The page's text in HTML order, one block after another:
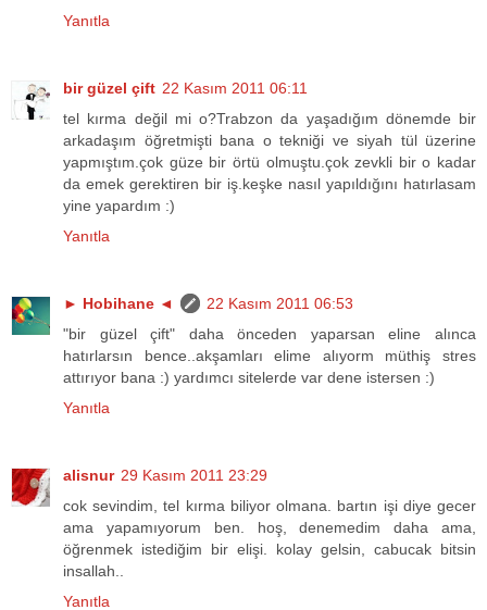
Yanıtla
bir güzel çift 22 Kasım 2011 06:11
tel kırma değil mi o?Trabzon da yaşadığım dönemde bir
arkadaşım öğretmişti bana o tekniği ve siyah tül üzerine
yapmıştım.çok güze bir örtü olmuştu.çok zevkli bir o kadar
da emek gerektiren bir iş.keşke nasıl yapıldığını hatırlasam
yine yapardım :)
Yanıtla
► Hobihane ◄
22 Kasım 2011 06:53
"bir güzel çift" daha önceden yaparsan eline alınca
hatırlarsın bence..akşamları elime alıyorm müthiş stres
attırıyor bana :) yardımcı sitelerde var dene istersen :)
Yanıtla
alisnur 29 Kasım 2011 23:29
cok sevindim, tel kırma biliyor olmana. bartın işi diye gecer
ama yapamıyorum ben. hoş, denemedim daha ama,
öğrenmek istediğim bir elişi. kolay gelsin, cabucak bitsin
insallah..
Yanıtla